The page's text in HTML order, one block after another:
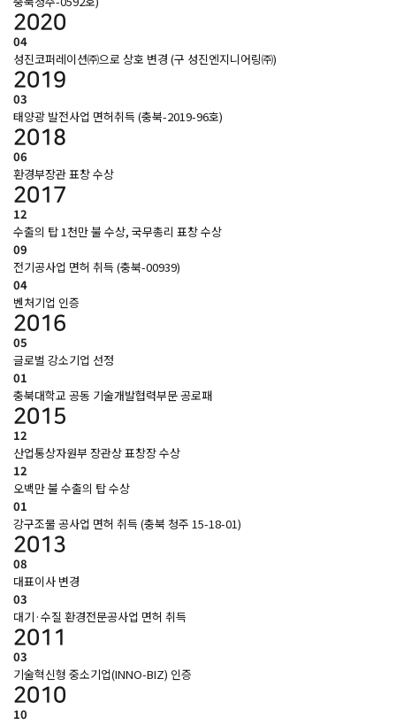
2020
04
성진코퍼레이션㈜으로 상호 변경 (구 성진엔지니어링㈜)
2019
03
태양광 발전사업 면허취득 (충북-2019-96호)
2018
06
환경부장관 표창 수상
2017
12
수출의 탑 1천만 불 수상, 국무총리 표창 수상
09
전기공사업 면허 취득 (충북-00939)
04
벤처기업 인증
2016
05
글로벌 강소기업 선정
01
충북대학교 공동 기술개발협력부문 공로패
2015
12
산업통상자원부 장관상 표창장 수상
12
오백만 불 수출의 탑 수상
01
강구조물 공사업 면허 취득 (충북 청주 15-18-01)
2013
08
대표이사 변경
03
대기·수질 환경전문공사업 면허 취득
2011
03
기술혁신형 중소기업(INNO-BIZ) 인증
2010
10